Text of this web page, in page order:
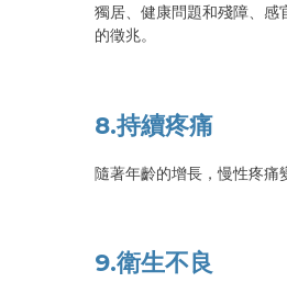
獨居、健康問題和殘障、感
的徵兆。
8.持續疼痛
隨著年齡的增長，慢性疼痛
9.衛生不良